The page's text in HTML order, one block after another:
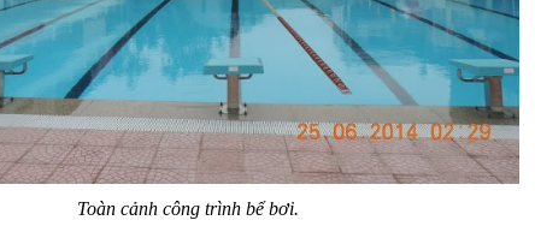
Toàn cảnh công trình bể bơi.